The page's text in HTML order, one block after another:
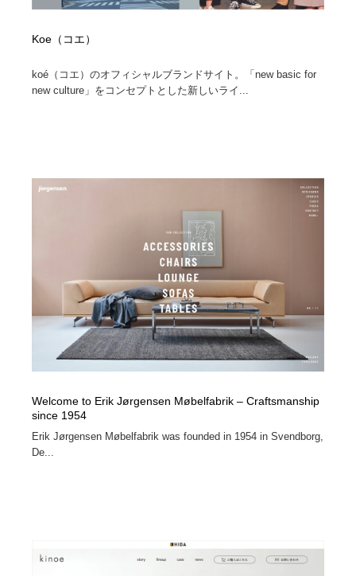
Koe（コエ）
koé（コエ）のオフィシャルブランドサイト。「new basic for
new culture」をコンセプトとした新しいライ...
Welcome to Erik Jørgensen Møbelfabrik – Craftsmanship
since 1954
Erik Jørgensen Møbelfabrik was founded in 1954 in Svendborg,
De...